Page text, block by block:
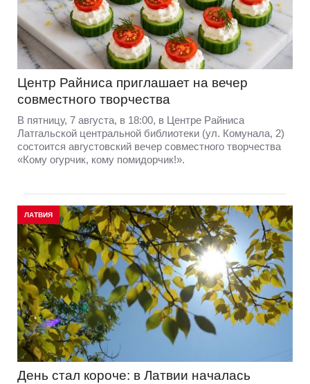
Центр Райниса приглашает на вечер
совместного творчества
В пятницу, 7 августа, в 18:00, в Центре Райниса
Латгальской центральной библиотеки (ул. Комунала, 2)
состоится августовский вечер совместного творчества
«Кому огурчик, кому помидорчик!».
ЛАТВИЯ
День стал короче: в Латвии началась